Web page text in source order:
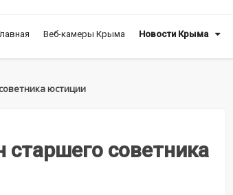
Веб-камеры Крыма Новости Крыма
юстиции
советника